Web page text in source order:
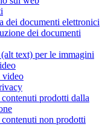
dei documenti elettronici
dei documenti
text) per le immagini
video
prodotti dalla
non prodotti